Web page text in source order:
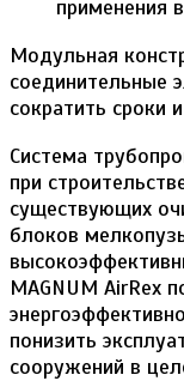
Модульная
соединительные
сократить сроки
Система
при
существующих
блоков
MAGNUM AirRex
понизить
сооружений в